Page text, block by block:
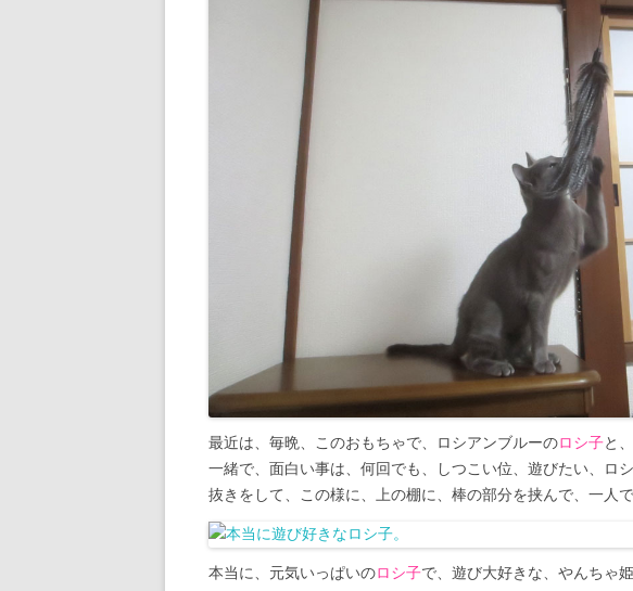
最近は、毎晩、このおもちゃで、ロシアンブルーのロシ子と
一緒で、面白い事は、何回でも、しつこい位、遊びたい、ロ
抜きをして、この様に、上の棚に、棒の部分を挟んで、一人で
本当に、元気いっぱいのロシ子で、遊び大好きな、やんちゃ姫